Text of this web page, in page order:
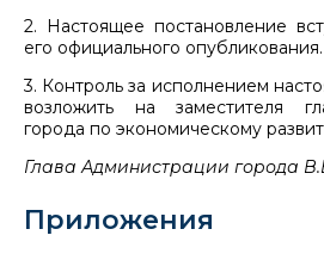
2. Настоящее постановление
его официального опубликования.
3. Контроль за исполнением
возложить на заместителя
города по экономическому
Глава Администрации города
Приложения